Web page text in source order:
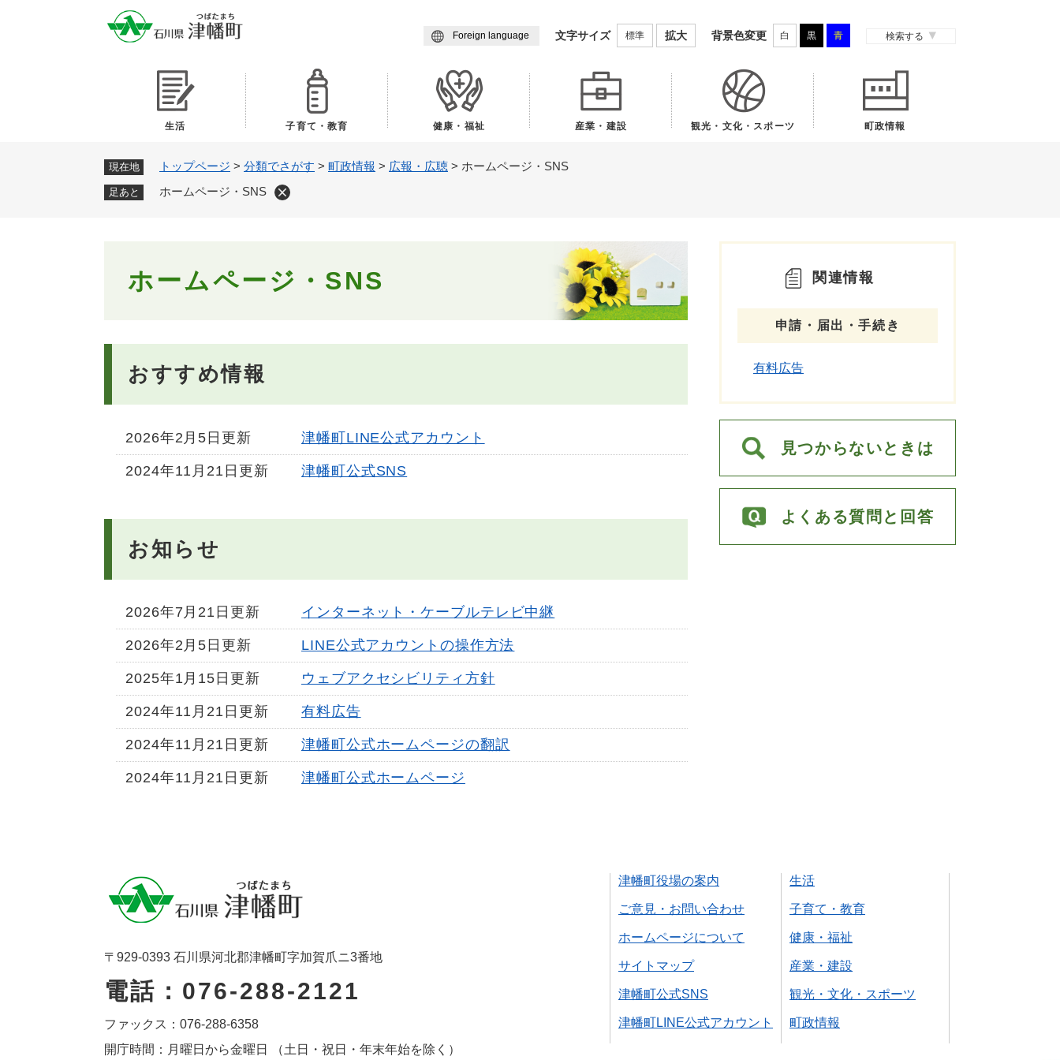
Foreign language 文字サイズ 標準 拡大 背景色変更 白 黒 青 検索する
生活 子育て・教育 健康・福祉 産業・建設 観光・文化・スポーツ 町政情報
現在地 トップページ > 分類でさがす > 町政情報 > 広報・広聴 > ホームページ・SNS
足あと ホームページ・SNS
ホームページ・SNS
おすすめ情報
2026年2月5日更新 津幡町LINE公式アカウント
2024年11月21日更新 津幡町公式SNS
お知らせ
2026年7月21日更新 インターネット・ケーブルテレビ中継
2026年2月5日更新 LINE公式アカウントの操作方法
2025年1月15日更新 ウェブアクセシビリティ方針
2024年11月21日更新 有料広告
2024年11月21日更新 津幡町公式ホームページの翻訳
2024年11月21日更新 津幡町公式ホームページ
関連情報
申請・届出・手続き
有料広告
見つからないときは
よくある質問と回答
〒929-0393 石川県河北郡津幡町字加賀爪ニ3番地
電話：076-288-2121
ファックス：076-288-6358
開庁時間：月曜日から金曜日 （土日・祝日・年末年始を除く）
津幡町役場の案内
ご意見・お問い合わせ
ホームページについて
サイトマップ
津幡町公式SNS
津幡町LINE公式アカウント
生活
子育て・教育
健康・福祉
産業・建設
観光・文化・スポーツ
町政情報